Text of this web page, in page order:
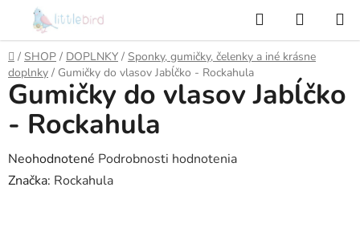
obsah
Hľadať
KOŠÍK
Domov
/ SHOP / DOPLNKY / Sponky, gumičky, čelenky a iné krásne
doplnky / Gumičky do vlasov Jabĺčko - Rockahula
Gumičky do vlasov Jabĺčko
- Rockahula
Priemerné
hodnotenie
Neohodnotené Podrobnosti hodnotenia
Značka: Rockahula